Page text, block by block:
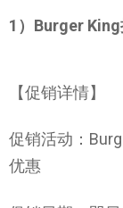
1）Burger
【促销详情】
促销活动：
优惠